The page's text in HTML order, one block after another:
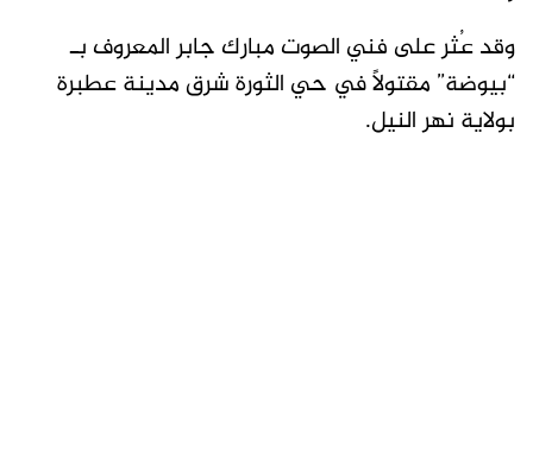
وقد عُثر على فني الصوت مبارك جابر المعروف بـ
“بيوضة” مقتولاً في حي الثورة شرق مدينة عطبرة
بولاية نهر النيل.